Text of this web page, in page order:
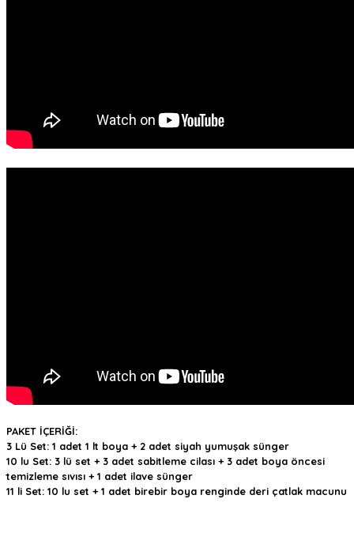
PAKET İÇERİĞİ:
3 Lü Set: 1 adet 1 lt boya + 2 adet siyah yumuşak sünger
10 lu Set: 3 lü set + 3 adet sabitleme cilası + 3 adet boya öncesi
temizleme sıvısı + 1 adet ilave sünger
11 li Set: 10 lu set + 1 adet birebir boya renginde deri çatlak macunu